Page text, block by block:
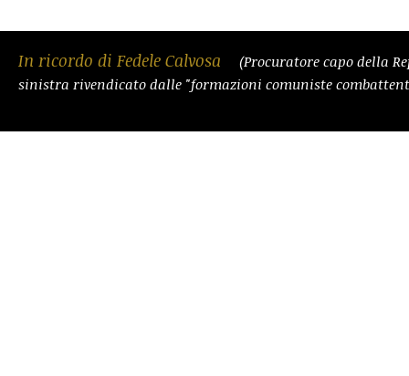
In ricordo di Fedele Calvosa
(Procuratore capo della
sinistra rivendicato dalle "formazioni comuniste